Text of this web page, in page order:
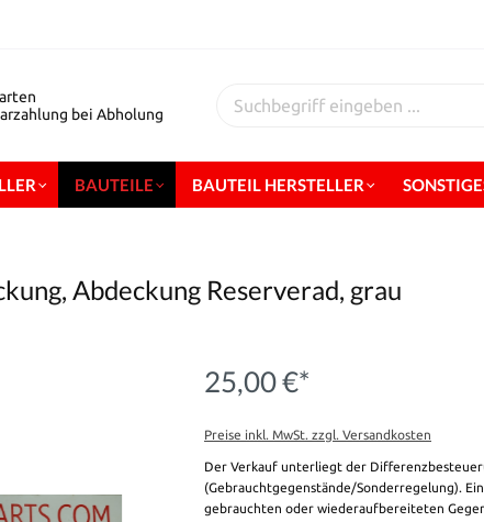
bei Abholung
BAUTEILE BAUTEIL HERSTELLER
Abdeckung Reserverad, grau
25,00 €*
Preise inkl. MwSt. zzgl. Versandkosten
Der Verkauf unterliegt der
(Gebrauchtgegenstände/Sonderregelung).
gebrauchten oder wiederaufbereiteten